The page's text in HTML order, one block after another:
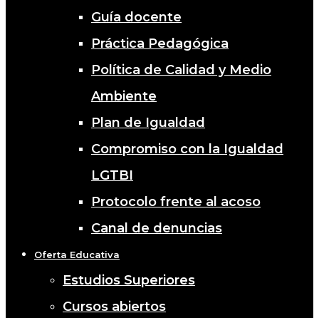
Guía docente
Práctica Pedagógica
Política de Calidad y Medio
Ambiente
Plan de Igualdad
Compromiso con la Igualdad
LGTBI
Protocolo frente al acoso
Canal de denuncias
Oferta Educativa
Estudios Superiores
Cursos abiertos